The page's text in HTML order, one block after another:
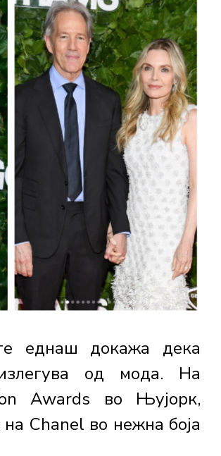
еднаш докажа дека
од мода. На
Awards во Њујорк,
Chanel во нежна боја